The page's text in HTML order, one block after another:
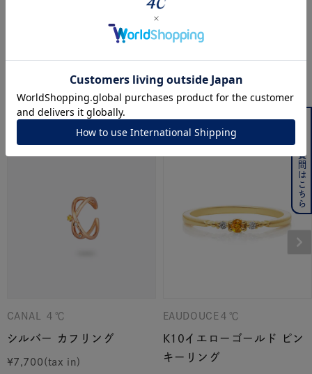
K10イエローゴールド ブレ
４℃
K10イエローゴールド ブレ
こちらの商品もおすすめです
CANAL ４℃
シルバー カフリング
¥7,700
EAUDOUCE４℃
K10イエローゴールド ピン
キーリング
よくある質問はこちら